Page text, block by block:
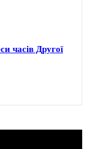
часів Другої